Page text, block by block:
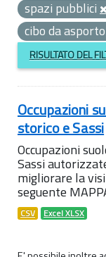
spazi pubblici
cibo da asporto
RISULTATO DEL
Occupazioni
storico e Sassi
Occupazioni
Sassi
migliorare la
seguente
CSV Excel XLSX